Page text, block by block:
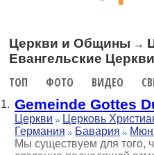
Церкви и Общины →
Евангельские Церкви
ТОП ФОТО ВИДЕО
1. Gemeinde Gottes
Церкви
Церковь
Германия
Бавария
Мы существуем для того,